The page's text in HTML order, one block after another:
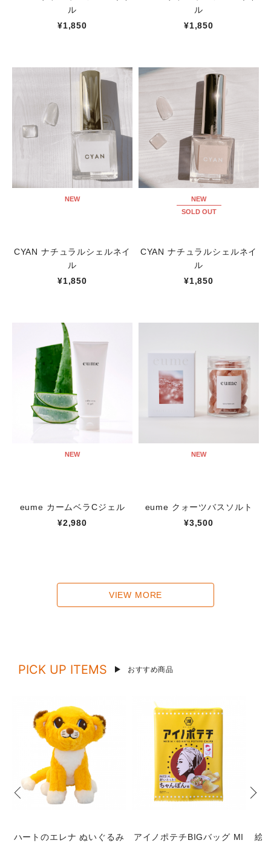
ル
¥1,850
ル
¥1,850
NEW
CYAN ナチュラルシェルネイ
ル
¥1,850
NEW
SOLD OUT
CYAN ナチュラルシェルネイ
ル
¥1,850
NEW
eume カームベラCジェル
¥2,980
NEW
eume クォーツバスソルト
¥3,500
VIEW MORE
PICK UP ITEMS おすすめ商品
ハートのエレナ ぬいぐるみ
アイノポテチBIGバッグ MI
絵